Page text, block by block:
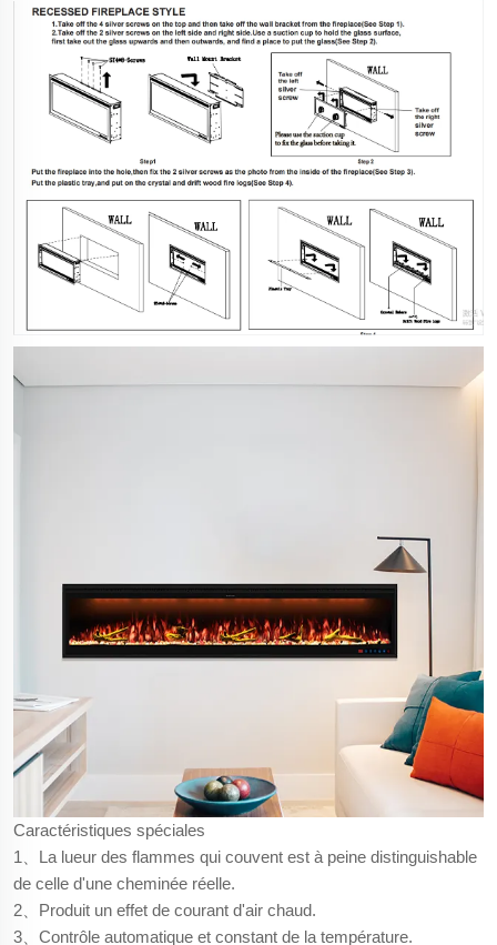
Caractéristiques spéciales
1、La lueur des flammes qui couvent est à peine distinguishable
de celle d'une cheminée réelle.
2、Produit un effet de courant d'air chaud.
3、Contrôle automatique et constant de la température.